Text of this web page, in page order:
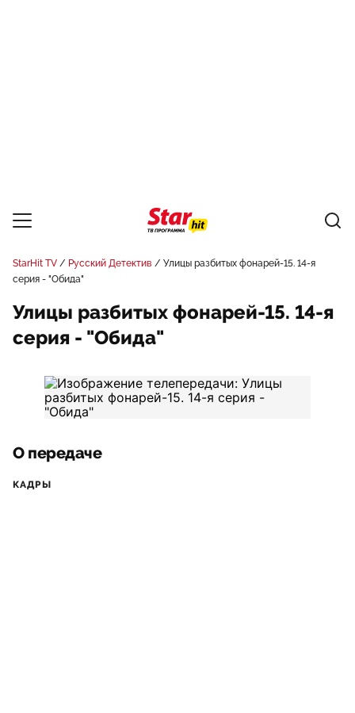
StarHit TV Русский Детектив
Улицы разбитых фонарей-15. 14-я
серия - "Обида"
Улицы разбитых фонарей-15. 14-я
серия - "Обида"
О передаче
КАДРЫ